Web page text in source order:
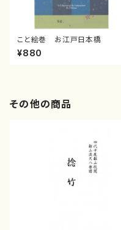
こと絵巻 お江戸日本橋
¥880
その他の商品